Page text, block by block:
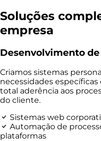
Soluções
empresa
Desenvolvimento
Criamos sistemas
necessidades
total aderência aos
do cliente.
Sistemas web
Automação de
plataformas